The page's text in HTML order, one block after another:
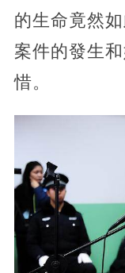
的生命竟然
案件的發生
惜。